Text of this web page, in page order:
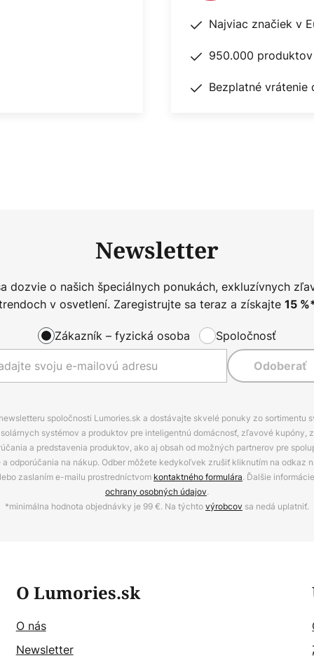
Najviac značiek v
950.000
Bezplatné vrátenie
Newsletter
dozvie o našich špeciálnych ponukách, exkluzívnych
v osvetlení. Zaregistrujte sa teraz a získajte 15
Zákazník – fyzická osoba Spoločnosť
Odoberať
spoločnosti Lumories.sk a dostávajte skvelé ponuky zo sortimentu
systémov a produktov pre inteligentnú domácnosť, zľavové kupóny,
a predstavenia produktov, ako aj obsah od možných partnerov pre
odporúčania na nákup. Odber môžete kedykoľvek zrušiť kliknutím na odkaz
zaslaním e-mailu prostredníctvom kontaktného formulára. Ďalšie
ochrany osobných údajov.
*minimálna hodnota objednávky je 99 €. Na týchtovýrobcov sa nedá uplatniť.
O Lumories.sk
O nás
Newsletter